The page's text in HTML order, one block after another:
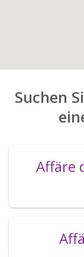
Suchen
Affäre